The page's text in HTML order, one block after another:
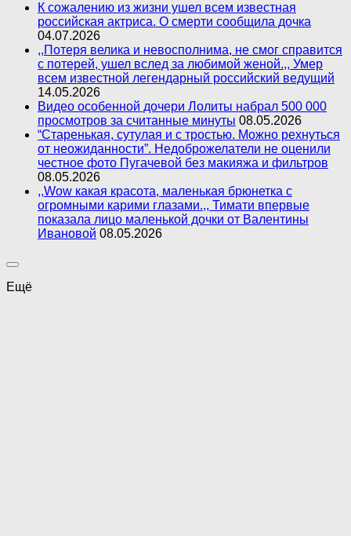
К сожалению из жизни ушел всем известная
российская актриса. О смерти сообщила дочка
04.07.2026
,,Потеря велика и невосполнима, не смог справится
с потерей, ушел вслед за любимой женой.,, Умер
всем известной легендарный российский ведущий
14.05.2026
Видео особенной дочери Лолиты набрал 500 000
просмотров за считанные минуты 08.05.2026
“Старенькая, сутулая и с тростью. Можно рехнуться
от неожиданности”. Недоброжелатели не оценили
честное фото Пугачевой без макияжа и фильтров
08.05.2026
,,Wow какая красота, маленькая брюнетка с
огромными карими глазами.,, Тимати впервые
показала лицо маленькой дочки от Валентины
Ивановой 08.05.2026
Ещё